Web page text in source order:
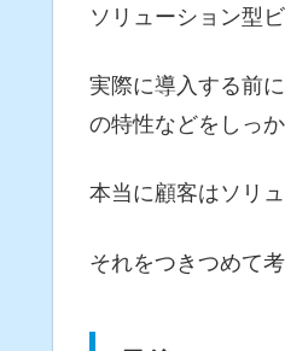
ソリューション型
実際に導入する前
の特性などをしっ
本当に顧客はソリ
それをつきつめて